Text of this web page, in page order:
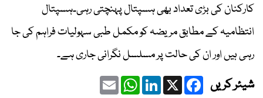
کارکنان کی بڑی تعداد بھی ہسپتال پہنچتی رہی۔ہسپتال
انتظامیہ کے مطابق مریضہ کو مکمل طبی سہولیات فراہم کی جا
رہی ہیں اور ان کی حالت پر مسلسل نگرانی جاری ہے۔
شیئر کریں Facebook
X
LinkedIn
WhatsApp
Email